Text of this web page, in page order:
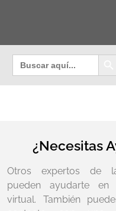
Buscar: Botón
¿Necesitas
Otros expertos de
pueden ayudarte en
virtual. También